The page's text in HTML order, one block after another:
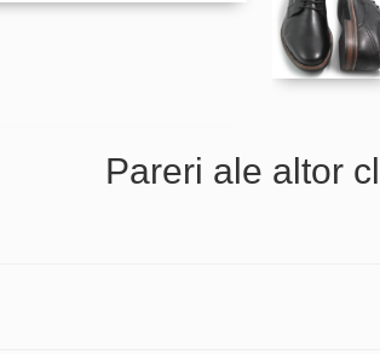
Pareri ale altor